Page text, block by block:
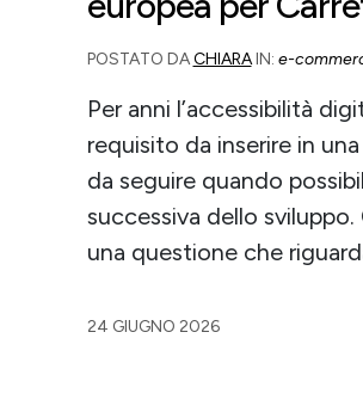
POSTATO DACHIARAIN: e-
Per anni l’accessibilità
requisito da inserire in
da seguire quando
successiva dello
una questione che
24 GIUGNO 2026